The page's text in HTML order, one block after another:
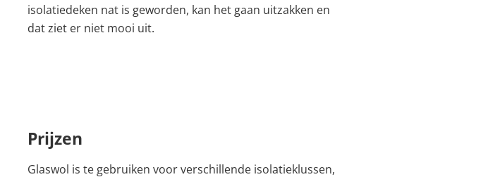
isolatiedeken nat is geworden, kan het gaan uitzakken en
dat ziet er niet mooi uit.
Prijzen
Glaswol is te gebruiken voor verschillende isolatieklussen,